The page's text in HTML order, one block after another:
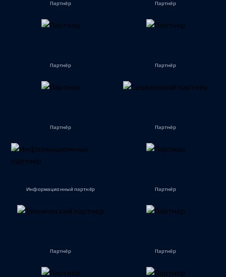
Партнёр Партнёр
Партнёр Партнёр
Партнёр Партнёр
Информационный партнёр Партнёр
Партнёр Партнёр